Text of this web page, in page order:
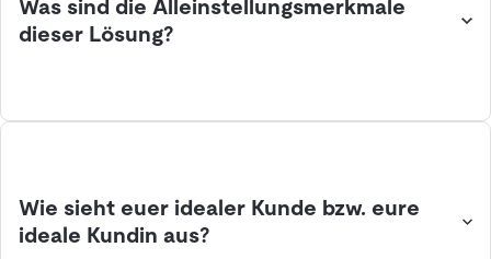
Was sind die Alleinstellungsmerkmale
dieser Lösung?
Wie sieht euer idealer Kunde bzw. eure
ideale Kundin aus?